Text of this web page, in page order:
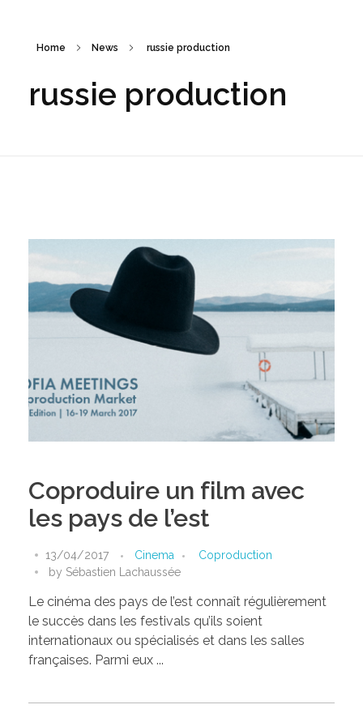
Home News russie production
russie production
Coproduire un film avec
les pays de l’est
13/04/2017 Cinema
Coproduction
by Sébastien Lachaussée
Le cinéma des pays de l’est connaît régulièrement
le succès dans les festivals qu’ils soient
internationaux ou spécialisés et dans les salles
françaises. Parmi eux ...